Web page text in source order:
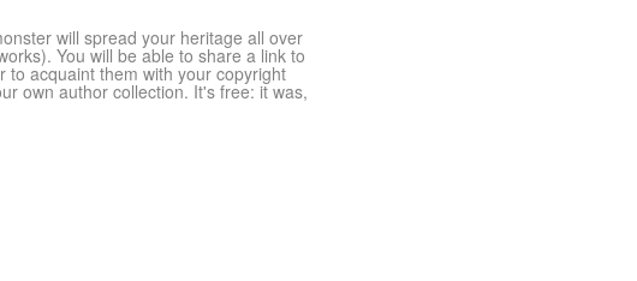
will spread your heritage all over
You will be able to share a link to
acquaint them with your copyright
own author collection. It's free: it was,